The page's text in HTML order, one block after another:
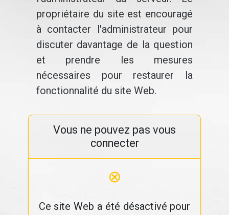
propriétaire du site est encouragé
à contacter l'administrateur pour
discuter davantage de la question
et prendre les mesures
nécessaires pour restaurer la
fonctionnalité du site Web.
Vous ne pouvez pas vous
connecter
⊗
Ce site Web a été désactivé pour